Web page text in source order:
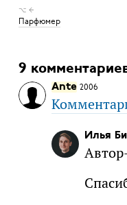
⌥ ←
Парфюмер
9
Ante 2006
Илья